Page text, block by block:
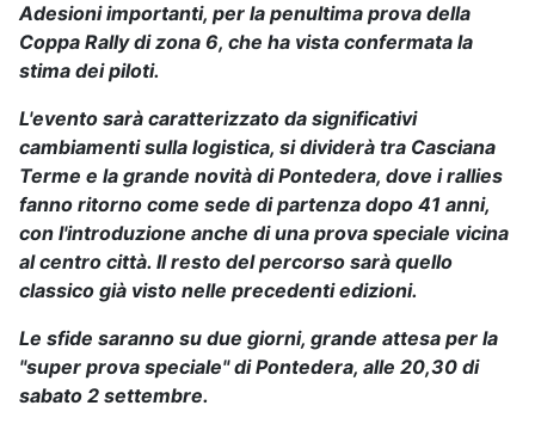
Adesioni importanti, per la penultima prova della
Coppa Rally di zona 6, che ha vista confermata la
stima dei piloti.
L'evento sarà caratterizzato da significativi
cambiamenti sulla logistica, si dividerà tra Casciana
Terme e la grande novità di Pontedera, dove i rallies
fanno ritorno come sede di partenza dopo 41 anni,
con l'introduzione anche di una prova speciale vicina
al centro città. Il resto del percorso sarà quello
classico già visto nelle precedenti edizioni.
Le sfide saranno su due giorni, grande attesa per la
"super prova speciale" di Pontedera, alle 20,30 di
sabato 2 settembre.